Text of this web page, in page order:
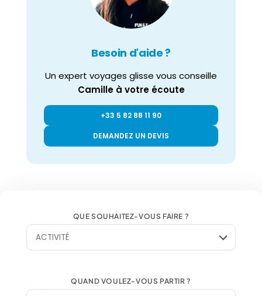
Besoin d'aide ?
Un expert voyages glisse vous conseille
Camille à votre écoute
+33 5 82 88 11 90
DEMANDEZ UN DEVIS
QUE SOUHAITEZ-VOUS FAIRE ?
ACTIVITÉ
QUAND VOULEZ-VOUS PARTIR ?